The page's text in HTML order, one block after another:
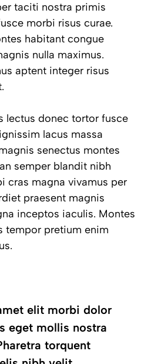
taciti nostra primis
morbi risus curae.
habitant congue
nulla maximus.
aptent integer risus
lectus donec tortor fusce
lacus massa
senectus montes
semper blandit nibh
cras magna vivamus per
praesent magnis
inceptos iaculis. Montes
tempor pretium enim
elit morbi dolor
eget mollis nostra
torquent